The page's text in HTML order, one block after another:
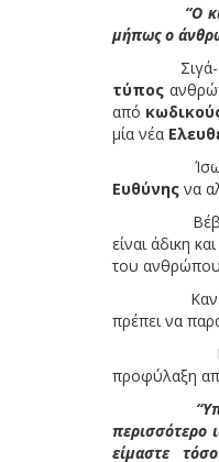
“Ο
μήπως ο
Σιγά-
τύπος
από
μία νέα
Ευθύνης να
Βέβαια,
είναι άδικη
του
Κανείς,
πρέπει να
Γι αυτό,
προφύλαξη
περισσότερο
είμαστε